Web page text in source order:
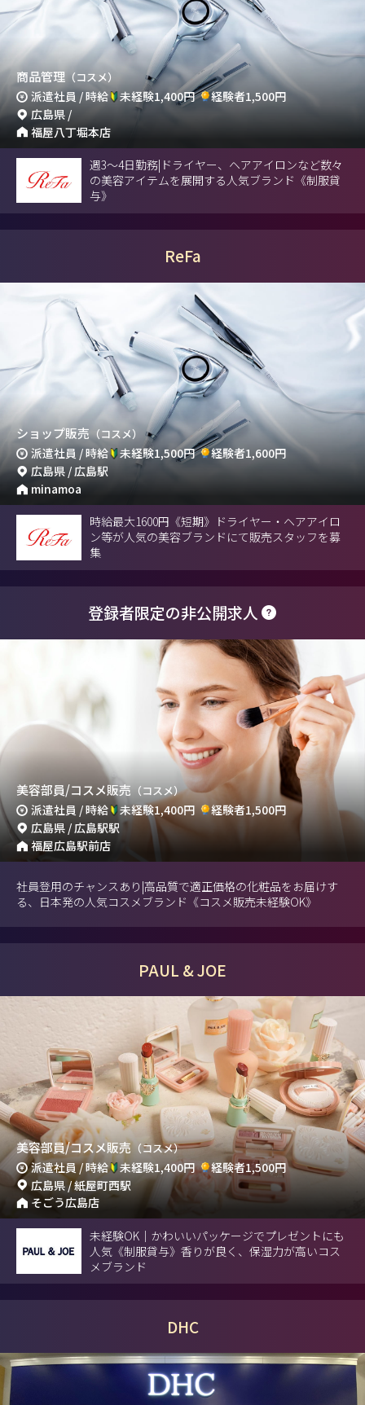
商品管理 （コスメ）
派遣社員 / 時給 未経験1,400円
経験者1,500円
広島県 /
福屋八丁堀本店
週3～4日勤務|ドライヤー、ヘアアイロンなど数々
の美容アイテムを展開する人気ブランド《制服貸
与》
ReFa
ショップ販売（コスメ）
派遣社員 / 時給 未経験1,500円
経験者1,600円
広島県 / 広島駅
minamoa
時給最大1600円《短期》ドライヤー・ヘアアイロ
ン等が人気の美容ブランドにて販売スタッフを募
集
登録者限定の非公開求人
美容部員/コスメ販売 （コスメ）
派遣社員 / 時給 未経験1,400円
経験者1,500円
広島県 / 広島駅駅
福屋広島駅前店
社員登用のチャンスあり|高品質で適正価格の化粧品をお届けす
る、日本発の人気コスメブランド《コスメ販売未経験OK》
PAUL & JOE
美容部員/コスメ販売 （コスメ）
派遣社員 / 時給 未経験1,400円
経験者1,500円
広島県 / 紙屋町西駅
そごう広島店
未経験OK｜かわいいパッケージでプレゼントにも
人気《制服貸与》香りが良く、保湿力が高いコス
メブランド
DHC